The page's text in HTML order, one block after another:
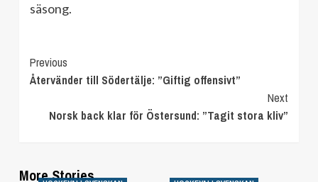
säsong.
Continue
Reading
Previous
Återvänder till Södertälje: ”Giftig offensivt”
Next
Norsk back klar för Östersund: ”Tagit stora kliv”
More Stories